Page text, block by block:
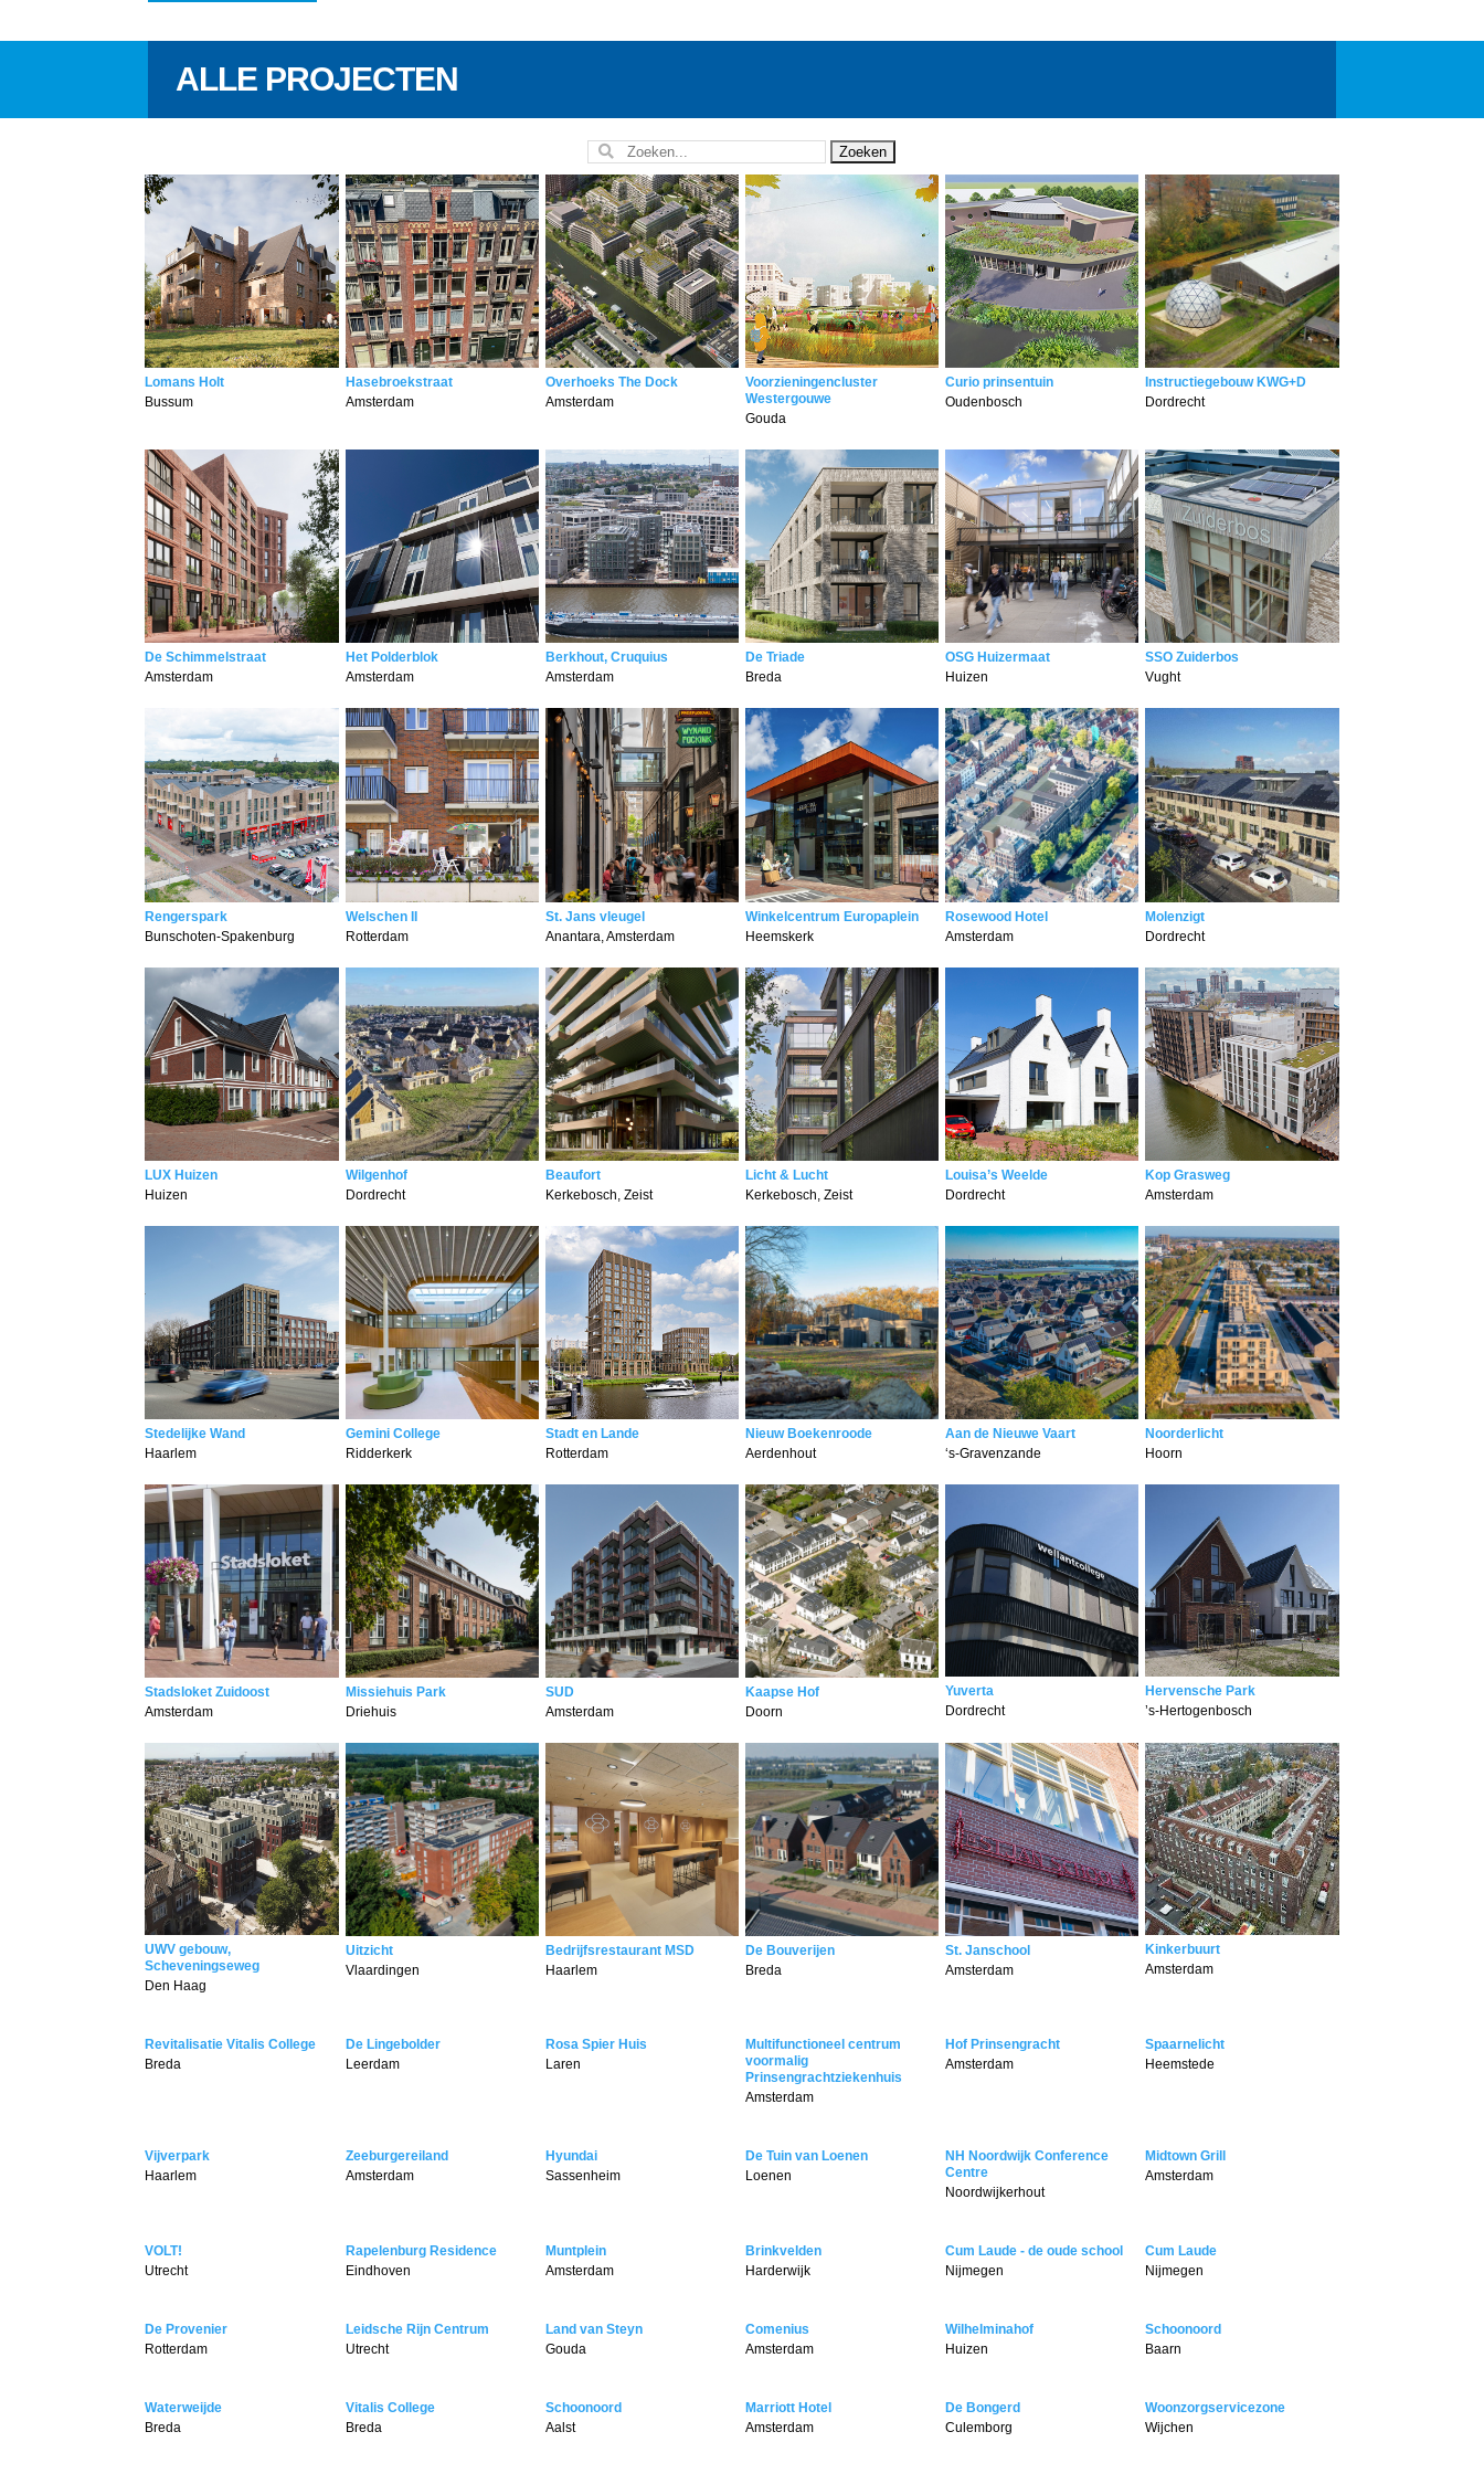
ALLE PROJECTEN
Lomans Holt
Bussum
Hasebroekstraat
Amsterdam
Overhoeks The Dock
Amsterdam
Voorzieningencluster
Westergouwe
Gouda
Curio prinsentuin
Oudenbosch
Instructiegebouw KWG+D
Dordrecht
De Schimmelstraat
Amsterdam
Het Polderblok
Amsterdam
Berkhout, Cruquius
Amsterdam
De Triade
Breda
OSG Huizermaat
Huizen
SSO Zuiderbos
Vught
Rengerspark
Bunschoten-Spakenburg
Welschen II
Rotterdam
St. Jans vleugel
Anantara, Amsterdam
Winkelcentrum Europaplein
Heemskerk
Rosewood Hotel
Amsterdam
Molenzigt
Dordrecht
LUX Huizen
Huizen
Wilgenhof
Dordrecht
Beaufort
Kerkebosch, Zeist
Licht & Lucht
Kerkebosch, Zeist
Louisa’s Weelde
Dordrecht
Kop Grasweg
Amsterdam
Stedelijke Wand
Haarlem
Gemini College
Ridderkerk
Stadt en Lande
Rotterdam
Nieuw Boekenroode
Aerdenhout
Aan de Nieuwe Vaart
‘s-Gravenzande
Noorderlicht
Hoorn
Stadsloket Zuidoost
Amsterdam
Missiehuis Park
Driehuis
SUD
Amsterdam
Kaapse Hof
Doorn
Yuverta
Dordrecht
Hervensche Park
’s-Hertogenbosch
UWV gebouw,
Scheveningseweg
Den Haag
Uitzicht
Vlaardingen
Bedrijfsrestaurant MSD
Haarlem
De Bouverijen
Breda
St. Janschool
Amsterdam
Kinkerbuurt
Amsterdam
Revitalisatie Vitalis College
Breda
De Lingebolder
Leerdam
Rosa Spier Huis
Laren
Multifunctioneel centrum
voormalig
Prinsengrachtziekenhuis
Amsterdam
Hof Prinsengracht
Amsterdam
Spaarnelicht
Heemstede
Vijverpark
Haarlem
Zeeburgereiland
Amsterdam
Hyundai
Sassenheim
De Tuin van Loenen
Loenen
NH Noordwijk Conference
Centre
Noordwijkerhout
Midtown Grill
Amsterdam
VOLT!
Utrecht
Rapelenburg Residence
Eindhoven
Muntplein
Amsterdam
Brinkvelden
Harderwijk
Cum Laude - de oude school
Nijmegen
Cum Laude
Nijmegen
De Provenier
Rotterdam
Leidsche Rijn Centrum
Utrecht
Land van Steyn
Gouda
Comenius
Amsterdam
Wilhelminahof
Huizen
Schoonoord
Baarn
Waterweijde
Breda
Vitalis College
Breda
Schoonoord
Aalst
Marriott Hotel
Amsterdam
De Bongerd
Culemborg
Woonzorgservicezone
Wijchen